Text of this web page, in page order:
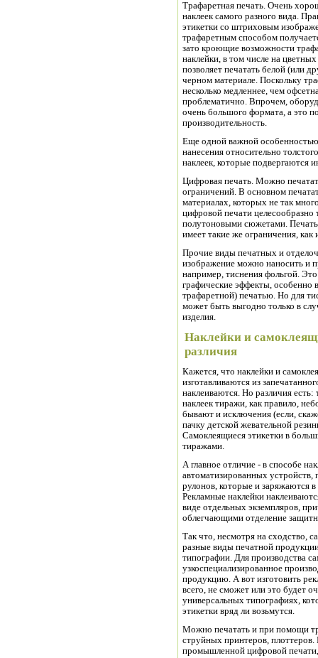
Трафаретная печать. Очень
наклеек самого разного вида.
этикетки со штриховым
трафаретным способом
зато кроющие возможности
наклейки, в том числе на
позволяет печатать белой (или
черном материале. Поскольку
несколько медленнее, чем
проблематично. Впрочем,
очень большого формата, а это
производительность.
Еще одной важной
нанесения относительно
наклеек, которые подвергаются
Цифровая печать. Можно
ограничений. В основном
материалах, которых не так
цифровой печати
полутоновыми сюжетами.
имеет такие же ограничения,
Прочие виды печатных и
изображение можно наносить и
например, тиснения фольгой.
графические эффекты, особенно
трафаретной) печатью. Но для
может быть выгодно только в
изделия.
Наклейки и
различия
Кажется, что наклейки и
изготавливаются из
наклеиваются. Но различия
наклеек тиражи, как правило,
бывают и исключения (если,
пачку детской жевательной
Самоклеящиеся этикетки в
тиражами.
А главное отличие - в способе
автоматизированных
рулонов, которые и заряжаются
Рекламные наклейки
виде отдельных экземпляров,
облегчающими отделение
Так что, несмотря на сходство,
разные виды печатной
типографии. Для производства
узкоспециализированное
продукцию. А вот изготовить
всего, не сможет или это будет
универсальных типографиях,
этикетки вряд ли возьмутся.
Можно печатать и при помощи
струйных принтеров,
промышленной цифровой